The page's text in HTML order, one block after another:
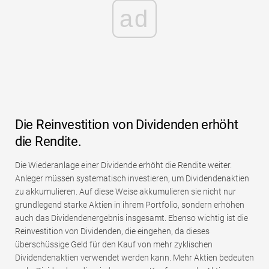
ad
Die Reinvestition von Dividenden erhöht
die Rendite.
Die Wiederanlage einer Dividende erhöht die Rendite weiter.
Anleger müssen systematisch investieren, um Dividendenaktien
zu akkumulieren. Auf diese Weise akkumulieren sie nicht nur
grundlegend starke Aktien in ihrem Portfolio, sondern erhöhen
auch das Dividendenergebnis insgesamt. Ebenso wichtig ist die
Reinvestition von Dividenden, die eingehen, da dieses
überschüssige Geld für den Kauf von mehr zyklischen
Dividendenaktien verwendet werden kann. Mehr Aktien bedeuten